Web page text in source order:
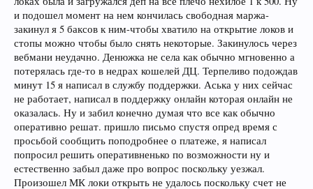
и подошел момент на нем кончилась свободная маржа-
закинул я 5 баксов к ним-чтобы хватило на открытие локов и
стопы можно чтобы было снять некоторые. Закинулось через
вебмани неудачно. Денюжка не села как обычно мгновенно а
потерялась где-то в недрах кошелей ДЦ. Терпеливо подождав
минут 15 я написал в службу поддержки. Аська у них сейчас
не работает, написал в поддержку онлайн которая онлайн не
оказалась. Ну и забил конечно думая что все как обычно
оперативно решат. пришло письмо спустя опред время с
просьбой сообщить поподробнее о платеже, я написал
попросил решить оперативненько по возможности ну и
естественно забыл даже про вопрос поскольку уезжал.
Произошел МК локи открыть не удалось поскольку счет не